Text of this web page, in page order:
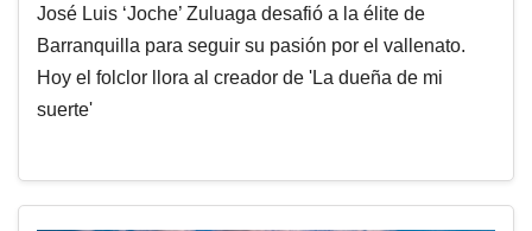
José Luis ‘Joche’ Zuluaga desafió a la élite de
Barranquilla para seguir su pasión por el vallenato.
Hoy el folclor llora al creador de 'La dueña de mi
suerte'